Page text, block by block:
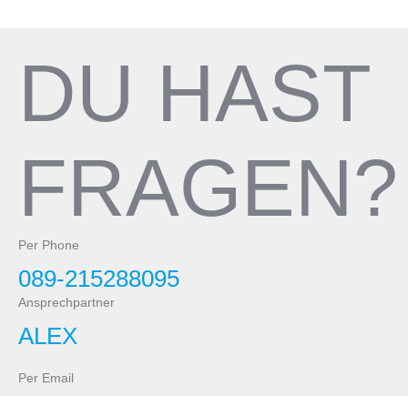
DU HAST
FRAGEN?
Per Phone
089-215288095
Ansprechpartner
ALEX
Per Email